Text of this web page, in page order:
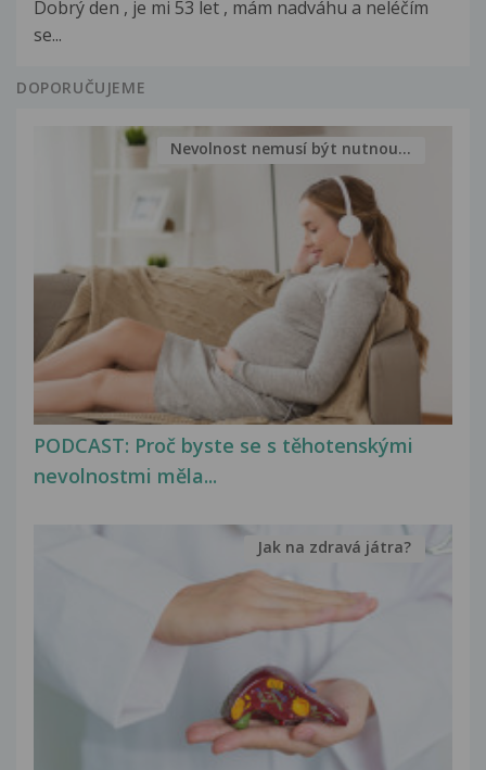
Dobrý den , je mi 53 let , mám nadváhu a neléčím
se...
DOPORUČUJEME
PODCAST: Proč byste se s těhotenskými
nevolnostmi měla...
Nevolnost nemusí být nutnou...
Jak na zdravá játra?